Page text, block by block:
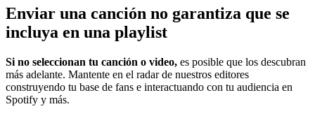
Enviar una canción no garantiza que se
incluya en una playlist
Si no seleccionan tu canción o video, es posible que los descubran
más adelante. Mantente en el radar de nuestros editores
construyendo tu base de fans e interactuando con tu audiencia en
Spotify y más.